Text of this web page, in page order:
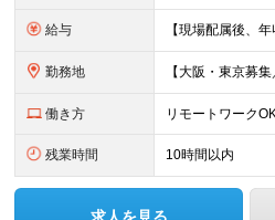
給与
勤務地
働き方 リモートワーク
残業時間 10時間以内